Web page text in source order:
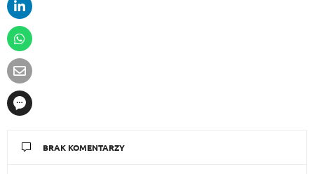
BRAK KOMENTARZY